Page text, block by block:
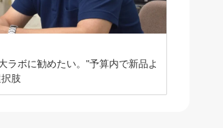
ラボに勧めたい。"予算内で新品よ
肢